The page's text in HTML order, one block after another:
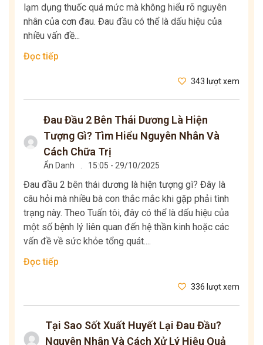
lạm dụng thuốc quá mức mà không hiểu rõ nguyên
nhân của cơn đau. Đau đầu có thể là dấu hiệu của
nhiều vấn đề...
Đọc tiếp
343 lượt xem
Đau Đầu 2 Bên Thái Dương Là Hiện
Tượng Gì? Tìm Hiểu Nguyên Nhân Và
Cách Chữa Trị
Ẩn Danh 15:05 - 29/10/2025
Đau đầu 2 bên thái dương là hiện tượng gì? Đây là
câu hỏi mà nhiều bà con thắc mắc khi gặp phải tình
trạng này. Theo Tuấn tôi, đây có thể là dấu hiệu của
một số bệnh lý liên quan đến hệ thần kinh hoặc các
vấn đề về sức khỏe tổng quát....
Đọc tiếp
336 lượt xem
Tại Sao Sốt Xuất Huyết Lại Đau Đầu?
Nguyên Nhân Và Cách Xử Lý Hiệu Quả